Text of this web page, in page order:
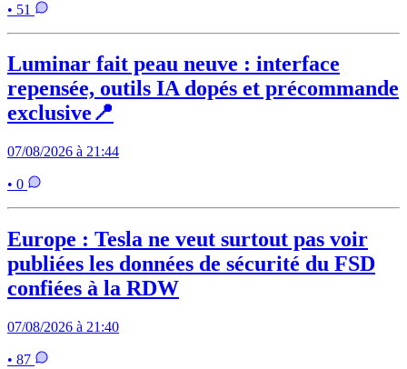
• 51
Luminar fait peau neuve : interface
repensée, outils IA dopés et précommande
exclusive📍
07/08/2026 à 21:44
• 0
Europe : Tesla ne veut surtout pas voir
publiées les données de sécurité du FSD
confiées à la RDW
07/08/2026 à 21:40
• 87